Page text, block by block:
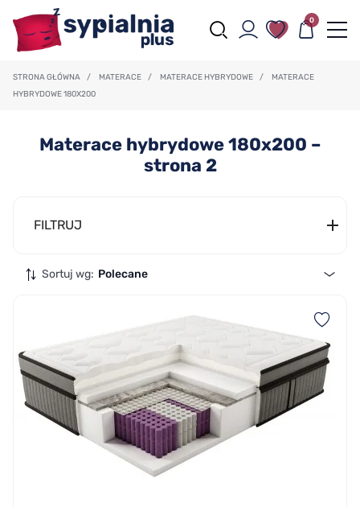
0
STRONA GŁÓWNA / MATERACE / MATERACE HYBRYDOWE /
MATERACE
HYBRYDOWE 180X200
Materace hybrydowe 180x200 –
strona 2
FILTRUJ
Sortuj wg: Polecane